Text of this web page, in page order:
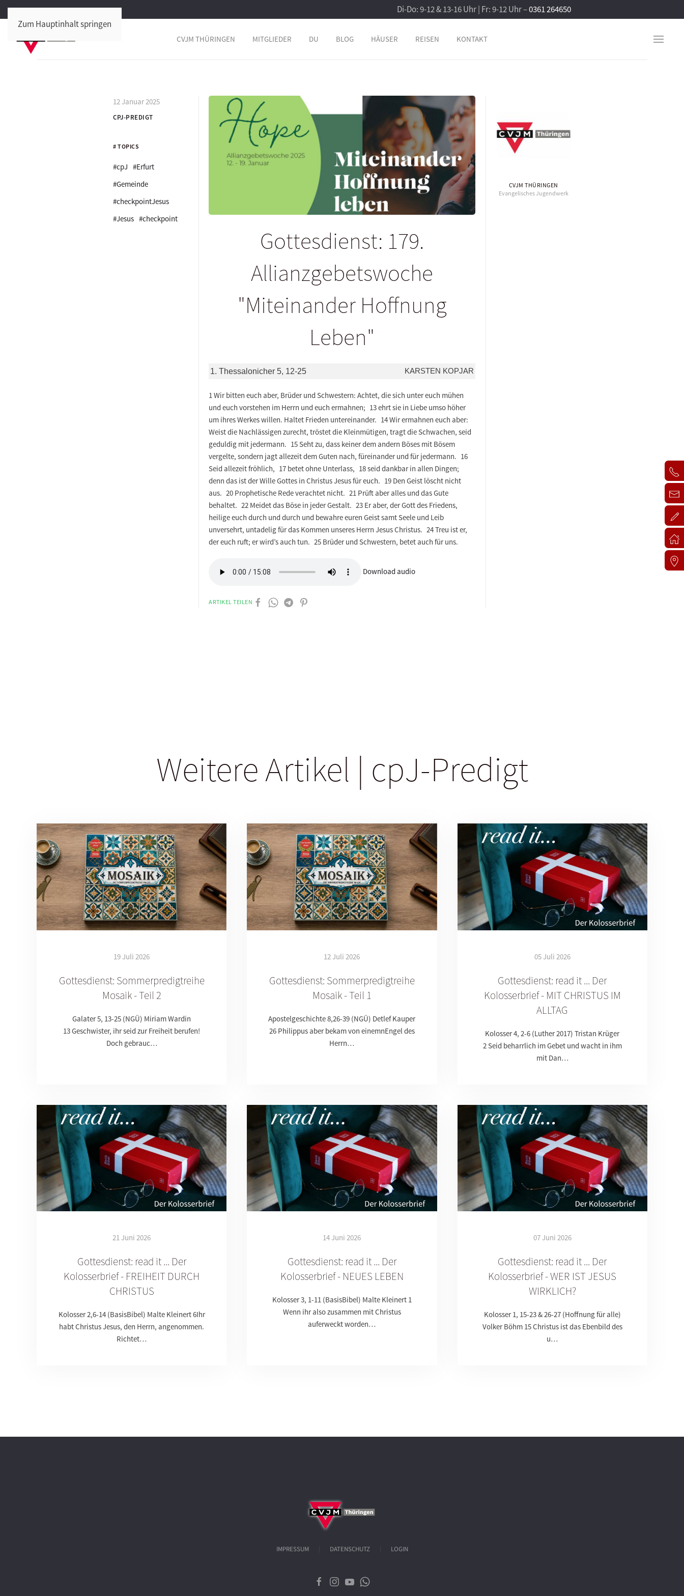
Zum Hauptinhalt springen
Di-Do: 9-12 & 13-16 Uhr | Fr: 9-12 Uhr –0361 264650
CVJM THÜRINGEN MITGLIEDER DU BLOG HÄUSER REISEN KONTAKT
12 Januar 2025
CPJ-PREDIGT
# TOPICS
#cpJ #Erfurt
#Gemeinde
#checkpointJesus
#Jesus #checkpoint
Gottesdienst: 179.
Allianzgebetswoche
"Miteinander Hoffnung
Leben"
1. Thessalonicher 5, 12-25 KARSTEN KOPJAR
1 Wir bitten euch aber, Brüder und Schwestern: Achtet, die sich unter euch mühen
und euch vorstehen im Herrn und euch ermahnen; 13 ehrt sie in Liebe umso höher
um ihres Werkes willen. Haltet Frieden untereinander. 14 Wir ermahnen euch aber:
Weist die Nachlässigen zurecht, tröstet die Kleinmütigen, tragt die Schwachen, seid
geduldig mit jedermann. 15 Seht zu, dass keiner dem andern Böses mit Bösem
vergelte, sondern jagt allezeit dem Guten nach, füreinander und für jedermann. 16
Seid allezeit fröhlich, 17 betet ohne Unterlass, 18 seid dankbar in allen Dingen;
denn das ist der Wille Gottes in Christus Jesus für euch. 19 Den Geist löscht nicht
aus. 20 Prophetische Rede verachtet nicht. 21 Prüft aber alles und das Gute
behaltet. 22 Meidet das Böse in jeder Gestalt. 23 Er aber, der Gott des Friedens,
heilige euch durch und durch und bewahre euren Geist samt Seele und Leib
unversehrt, untadelig für das Kommen unseres Herrn Jesus Christus. 24 Treu ist er,
der euch ruft; er wird’s auch tun. 25 Brüder und Schwestern, betet auch für uns.
Download audio
ARTIKEL TEILEN
CVJM THÜRINGEN
Evangelisches Jugendwerk
Weitere Artikel | cpJ-Predigt
19 Juli 2026
Gottesdienst: Sommerpredigtreihe
Mosaik - Teil 2
Galater 5, 13-25 (NGÜ) Miriam Wardin
13 Geschwister, ihr seid zur Freiheit berufen!
Doch gebrauc…
12 Juli 2026
Gottesdienst: Sommerpredigtreihe
Mosaik - Teil 1
Apostelgeschichte 8,26-39 (NGÜ) Detlef Kauper
26 Philippus aber bekam von einemnEngel des
Herrn…
05 Juli 2026
Gottesdienst: read it ... Der
Kolosserbrief - MIT CHRISTUS IM
ALLTAG
Kolosser 4, 2-6 (Luther 2017) Tristan Krüger
2 Seid beharrlich im Gebet und wacht in ihm
mit Dan…
21 Juni 2026
Gottesdienst: read it ... Der
Kolosserbrief - FREIHEIT DURCH
CHRISTUS
Kolosser 2,6-14 (BasisBibel) Malte Kleinert 6Ihr
habt Christus Jesus, den Herrn, angenommen.
Richtet…
14 Juni 2026
Gottesdienst: read it ... Der
Kolosserbrief - NEUES LEBEN
Kolosser 3, 1-11 (BasisBibel) Malte Kleinert 1
Wenn ihr also zusammen mit Christus
auferweckt worden…
07 Juni 2026
Gottesdienst: read it ... Der
Kolosserbrief - WER IST JESUS
WIRKLICH?
Kolosser 1, 15-23 & 26-27 (Hoffnung für alle)
Volker Böhm 15 Christus ist das Ebenbild des
u…
IMPRESSUM DATENSCHUTZ LOGIN